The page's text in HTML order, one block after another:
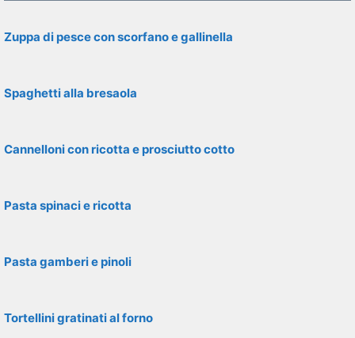
Zuppa di pesce con scorfano e gallinella
Spaghetti alla bresaola
Cannelloni con ricotta e prosciutto cotto
Pasta spinaci e ricotta
Pasta gamberi e pinoli
Tortellini gratinati al forno